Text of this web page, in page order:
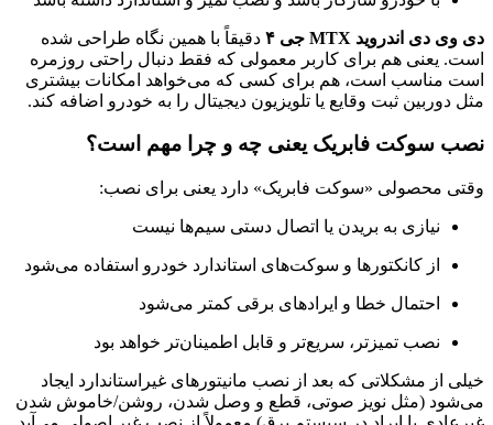
دی وی دی اندروید MTX جی ۴
دقیقاً با همین نگاه طراحی شده
است. یعنی هم برای کاربر معمولی که فقط دنبال راحتی روزمره
است مناسب است، هم برای کسی که می‌خواهد امکانات بیشتری
مثل دوربین ثبت وقایع یا تلویزیون دیجیتال را به خودرو اضافه کند.
نصب سوکت فابریک یعنی چه و چرا مهم است؟
وقتی محصولی «سوکت فابریک» دارد یعنی برای نصب:
نیازی به بریدن یا اتصال دستی سیم‌ها نیست
از کانکتورها و سوکت‌های استاندارد خودرو استفاده می‌شود
احتمال خطا و ایرادهای برقی کمتر می‌شود
نصب تمیزتر، سریع‌تر و قابل اطمینان‌تر خواهد بود
خیلی از مشکلاتی که بعد از نصب مانیتورهای غیراستاندارد ایجاد
می‌شود (مثل نویز صوتی، قطع و وصل شدن، روشن/خاموش شدن